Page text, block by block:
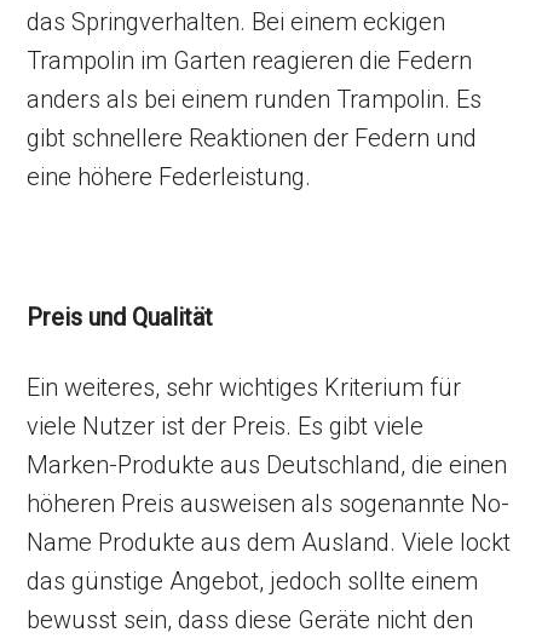
das Springverhalten. Bei einem eckigen
Trampolin im Garten reagieren die Federn
anders als bei einem runden Trampolin. Es
gibt schnellere Reaktionen der Federn und
eine höhere Federleistung.
Preis und Qualität
Ein weiteres, sehr wichtiges Kriterium für
viele Nutzer ist der Preis. Es gibt viele
Marken-Produkte aus Deutschland, die einen
höheren Preis ausweisen als sogenannte No-
Name Produkte aus dem Ausland. Viele lockt
das günstige Angebot, jedoch sollte einem
bewusst sein, dass diese Geräte nicht den